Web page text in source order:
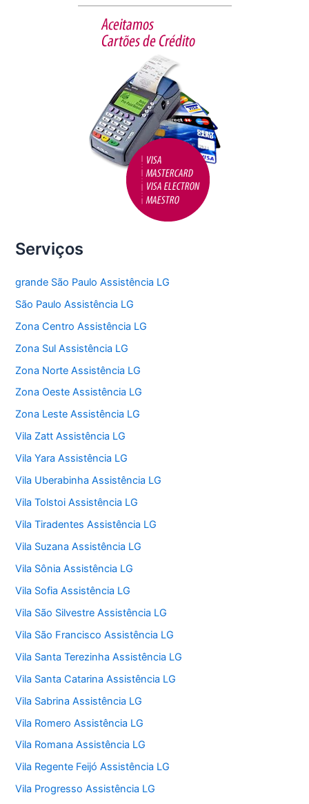
Serviços
grande São Paulo Assistência LG
São Paulo Assistência LG
Zona Centro Assistência LG
Zona Sul Assistência LG
Zona Norte Assistência LG
Zona Oeste Assistência LG
Zona Leste Assistência LG
Vila Zatt Assistência LG
Vila Yara Assistência LG
Vila Uberabinha Assistência LG
Vila Tolstoi Assistência LG
Vila Tiradentes Assistência LG
Vila Suzana Assistência LG
Vila Sônia Assistência LG
Vila Sofia Assistência LG
Vila São Silvestre Assistência LG
Vila São Francisco Assistência LG
Vila Santa Terezinha Assistência LG
Vila Santa Catarina Assistência LG
Vila Sabrina Assistência LG
Vila Romero Assistência LG
Vila Romana Assistência LG
Vila Regente Feijó Assistência LG
Vila Progresso Assistência LG